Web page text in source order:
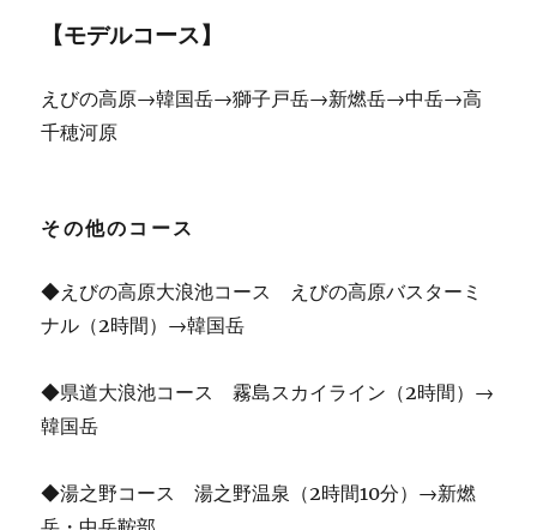
【モデルコース】
えびの高原→韓国岳→獅子戸岳→新燃岳→中岳→高
千穂河原
その他のコース
◆えびの高原大浪池コース えびの高原バスターミ
ナル（2時間）→韓国岳
◆県道大浪池コース 霧島スカイライン（2時間）→
韓国岳
◆湯之野コース 湯之野温泉（2時間10分）→新燃